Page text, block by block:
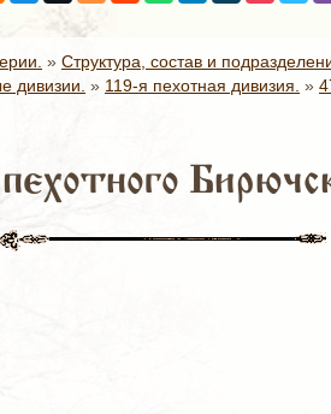
» Структура, состав и
дивизии. » 119-я пехотная дивизия. »